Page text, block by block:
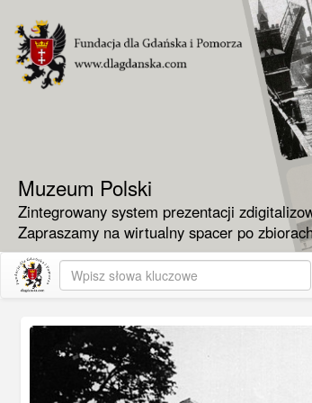
Muzeum Polski
Zintegrowany system prezentacji
Zapraszamy na wirtualny spacer po